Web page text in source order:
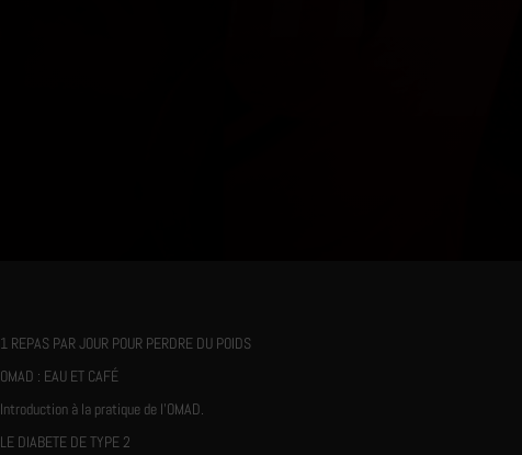
1 REPAS PAR JOUR POUR PERDRE DU POIDS
OMAD : EAU ET CAFÉ
Introduction à la pratique de l’OMAD.
LE DIABETE DE TYPE 2